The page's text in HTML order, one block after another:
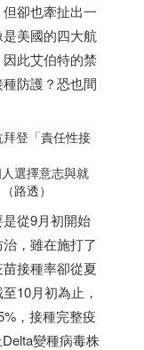
卻也牽扯出一
美國的四大航
此艾伯特的禁
防護？恐也間
選擇意志與就
路透）
從9月初開始
，雖在施打了
接種率卻從夏
10月初為止，
，接種完整疫
變種病毒株